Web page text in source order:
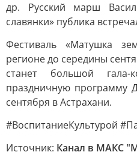
др. Русский марш
славянки» публика
Фестиваль «Матушка
регионе до середины
станет большой
праздничную программу
сентября в Астрахани.
#ВоспитаниеКультурой
Источник: Канал в МАКС